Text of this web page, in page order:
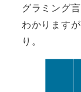
グラミング
わかります
り。